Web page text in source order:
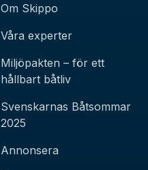
Om Skippo
Våra experter
Miljöpakten – för ett
hållbart båtliv
Svenskarnas Båtsommar
2025
Annonsera